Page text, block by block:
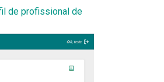
de profissional de